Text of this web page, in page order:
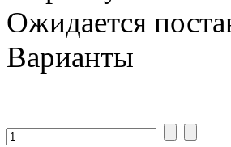
Ожидается
Варианты